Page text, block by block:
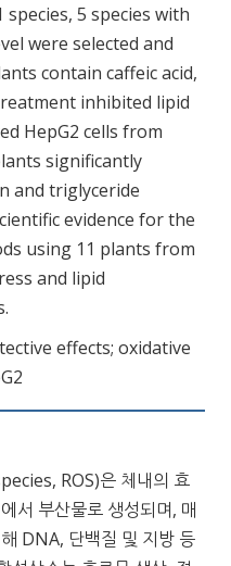
5 species with
were selected and
contain caffeic acid,
inhibited lipid
HepG2 cells from
significantly
and triglyceride
evidence for the
using 11 plants from
and lipid
effects; oxidative
ROS)은 체내의 효
서 부산물로 생성되며, 매
DNA, 단백질 및 지방 등